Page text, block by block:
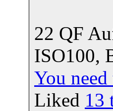
22 QF
ISO100,
You
Liked 13